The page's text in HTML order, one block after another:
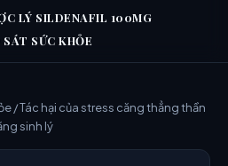
LÝ SILDENAFIL 100MG
SÁT SỨC KHỎE
/ Tác hại của stress căng thẳng thần
sinh lý